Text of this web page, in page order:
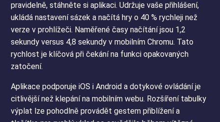
pravidelně, stáhněte si aplikaci. Udržuje vaše přihlášení,
ukládá nastavení sázek a načítá hry o 40 % rychleji než
verze v prohlížeči. Naměřené časy načítání jsou 1,2
sekundy versus 4,8 sekundy v mobilním Chromu. Tato
rychlost je klíčová při čekání na funkci opakovaných
zatočení.
Aplikace podporuje iOS i Android a dotykové ovládání je
citlivější než klepání na mobilním webu. Rozšíření tabulky
výplat lze pohodlně provádět gestem přiblížení a